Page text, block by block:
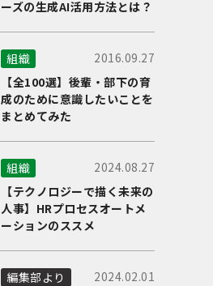
ーズの生成AI活用方法とは？
組織
2016.09.27
【全100選】後輩・部下の育
成のために意識したいことを
まとめてみた
組織
2024.08.27
【テクノロジーで描く未来の
人事】HRプロセスオートメ
ーションのススメ
編集部より
2024.02.01